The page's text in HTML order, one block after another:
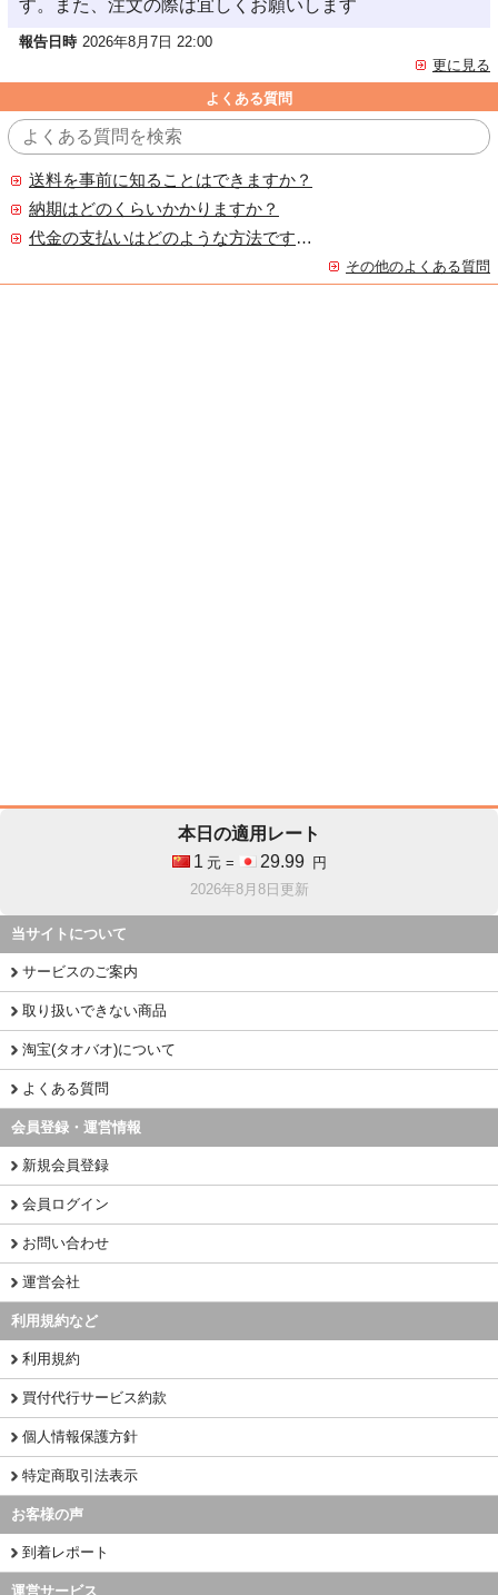
す。また、注文の際は宜しくお願いします
報告日時 2026年8月7日 22:00
更に見る
よくある質問
送料を事前に知ることはできますか？
納期はどのくらいかかりますか？
代金の支払いはどのような方法ですか？
その他のよくある質問
本日の適用レート
1 元 = 29.99
円
2026年8月8日更新
当サイトについて
サービスのご案内
取り扱いできない商品
淘宝(タオバオ)について
よくある質問
会員登録・運営情報
新規会員登録
会員ログイン
お問い合わせ
運営会社
利用規約など
利用規約
買付代行サービス約款
個人情報保護方針
特定商取引法表示
お客様の声
到着レポート
運営サービス